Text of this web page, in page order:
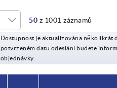
10
15
50 z 1001 záznamů
Dostupnost je aktualizována několikrát
potvrzeném datu odeslání budete
objednávky.